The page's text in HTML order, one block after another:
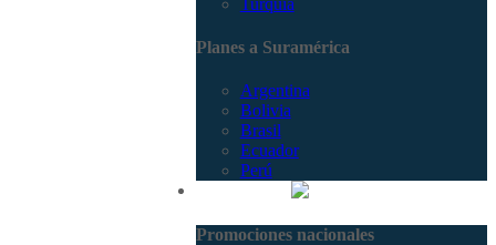
Planes a Suramérica
Argentina
Bolivia
Brasil
Ecuador
Perú
Promociones nacionales